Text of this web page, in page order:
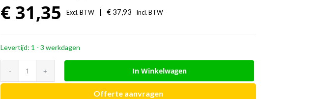
€ 31,35 Excl. BTW | € 37,93 Incl. BTW
Levertijd: 1 - 3 werkdagen
Jabra
oorkussen
In Winkelwagen
Offerte aanvragen